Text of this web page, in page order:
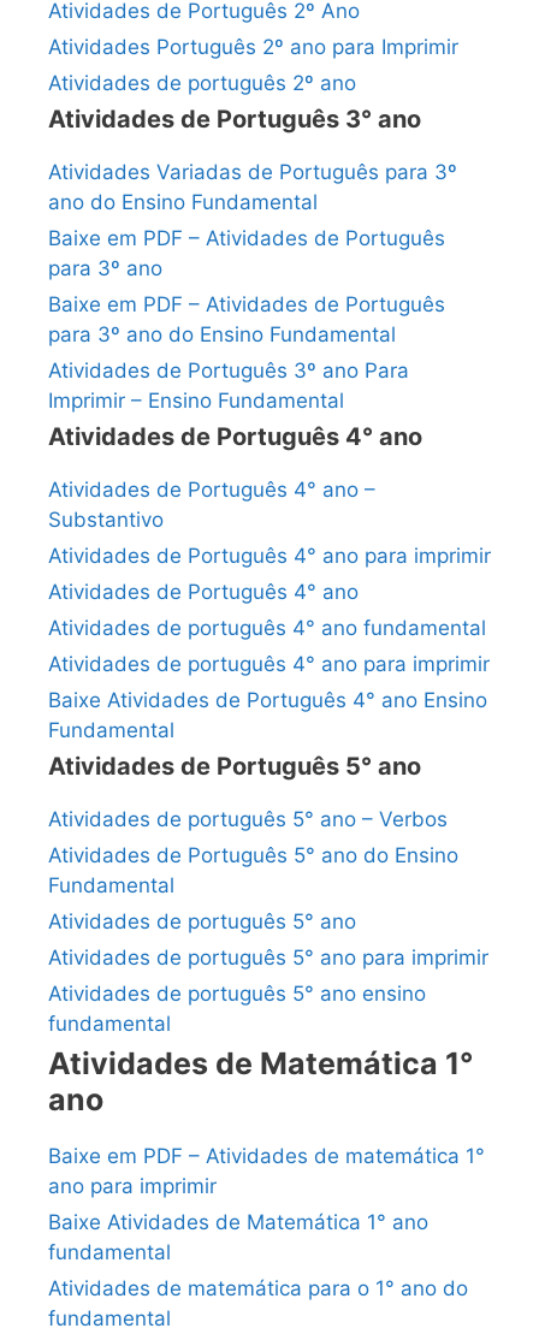
Atividades de Português 2º Ano
Atividades Português 2º ano para Imprimir
Atividades de português 2º ano
Atividades de Português 3° ano
Atividades Variadas de Português para 3º
ano do Ensino Fundamental
Baixe em PDF – Atividades de Português
para 3º ano
Baixe em PDF – Atividades de Português
para 3º ano do Ensino Fundamental
Atividades de Português 3º ano Para
Imprimir – Ensino Fundamental
Atividades de Português 4° ano
Atividades de Português 4° ano –
Substantivo
Atividades de Português 4° ano para imprimir
Atividades de Português 4° ano
Atividades de português 4° ano fundamental
Atividades de português 4° ano para imprimir
Baixe Atividades de Português 4° ano Ensino
Fundamental
Atividades de Português 5° ano
Atividades de português 5° ano – Verbos
Atividades de Português 5° ano do Ensino
Fundamental
Atividades de português 5° ano
Atividades de português 5° ano para imprimir
Atividades de português 5° ano ensino
fundamental
Atividades de Matemática 1°
ano
Baixe em PDF – Atividades de matemática 1°
ano para imprimir
Baixe Atividades de Matemática 1° ano
fundamental
Atividades de matemática para o 1° ano do
fundamental